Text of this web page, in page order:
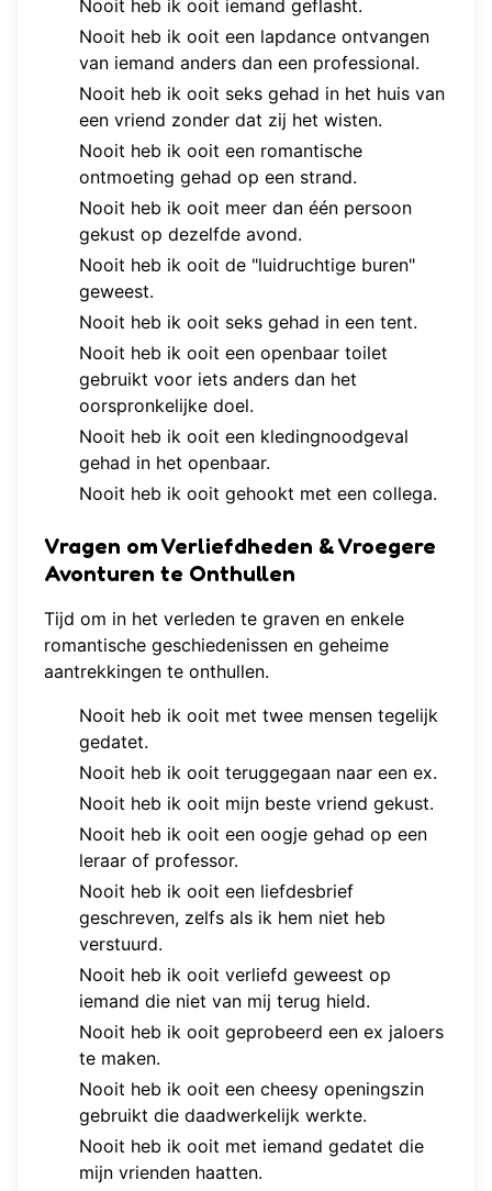
Nooit heb ik ooit iemand geflasht.
Nooit heb ik ooit een lapdance ontvangen
van iemand anders dan een professional.
Nooit heb ik ooit seks gehad in het huis van
een vriend zonder dat zij het wisten.
Nooit heb ik ooit een romantische
ontmoeting gehad op een strand.
Nooit heb ik ooit meer dan één persoon
gekust op dezelfde avond.
Nooit heb ik ooit de "luidruchtige buren"
geweest.
Nooit heb ik ooit seks gehad in een tent.
Nooit heb ik ooit een openbaar toilet
gebruikt voor iets anders dan het
oorspronkelijke doel.
Nooit heb ik ooit een kledingnoodgeval
gehad in het openbaar.
Nooit heb ik ooit gehookt met een collega.
Vragen om Verliefdheden & Vroegere
Avonturen te Onthullen
Tijd om in het verleden te graven en enkele
romantische geschiedenissen en geheime
aantrekkingen te onthullen.
Nooit heb ik ooit met twee mensen tegelijk
gedatet.
Nooit heb ik ooit teruggegaan naar een ex.
Nooit heb ik ooit mijn beste vriend gekust.
Nooit heb ik ooit een oogje gehad op een
leraar of professor.
Nooit heb ik ooit een liefdesbrief
geschreven, zelfs als ik hem niet heb
verstuurd.
Nooit heb ik ooit verliefd geweest op
iemand die niet van mij terug hield.
Nooit heb ik ooit geprobeerd een ex jaloers
te maken.
Nooit heb ik ooit een cheesy openingszin
gebruikt die daadwerkelijk werkte.
Nooit heb ik ooit met iemand gedatet die
mijn vrienden haatten.